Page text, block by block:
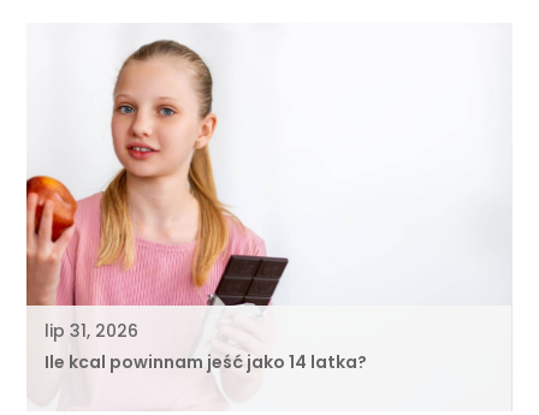
lip 31, 2026
Ile kcal powinnam jeść jako 14 latka?